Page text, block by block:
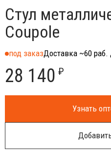
Стул
Coupole
под заказДоставка ~60 раб.
28 140 ₽
Узнать